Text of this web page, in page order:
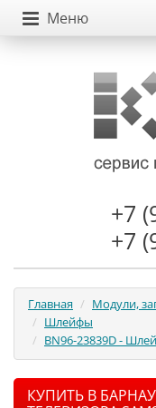
Меню
+7
+7
Главная Модули,
Шлейфы
BN96-23839D -
КУПИТЬ В